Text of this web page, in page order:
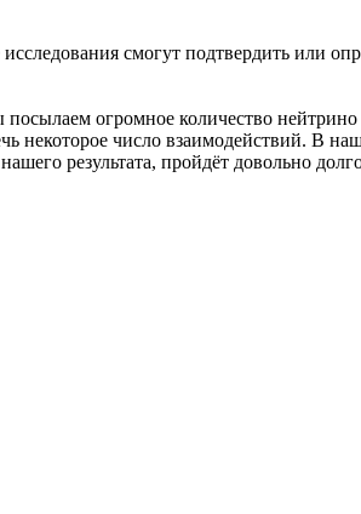
смогут подтвердить или
огромное количество
некоторое число взаимодействий. В
результата, пройдёт довольно